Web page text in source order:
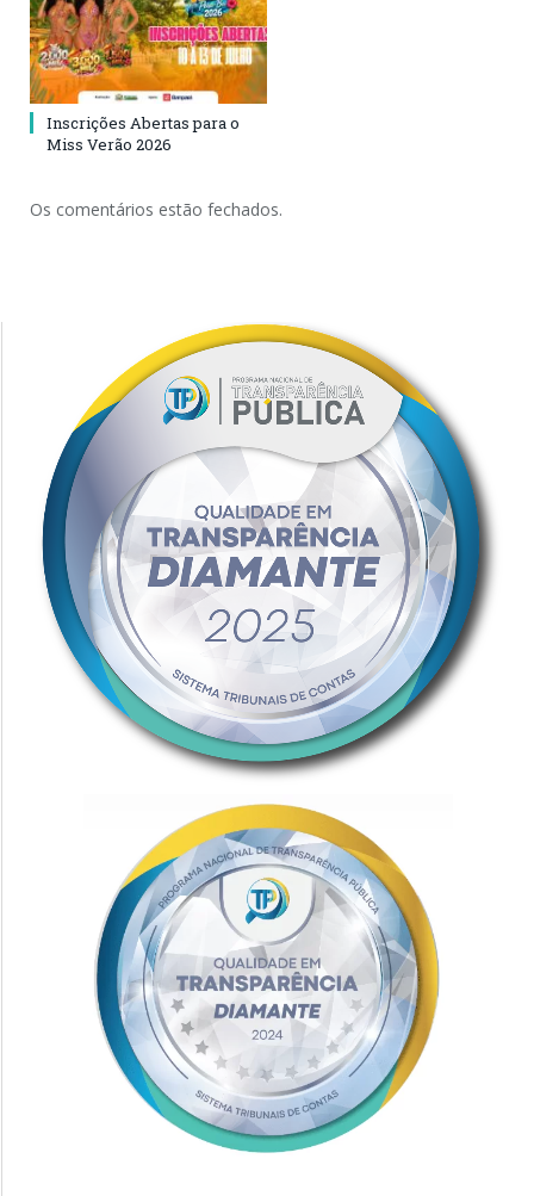
Inscrições Abertas para o
Miss Verão 2026
Os comentários estão fechados.